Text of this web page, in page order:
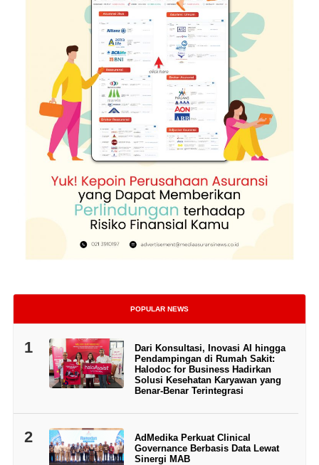
POPULAR NEWS
1
Dari Konsultasi, Inovasi AI hingga
Pendampingan di Rumah Sakit:
Halodoc for Business Hadirkan
Solusi Kesehatan Karyawan yang
Benar-Benar Terintegrasi
2
AdMedika Perkuat Clinical
Governance Berbasis Data Lewat
Sinergi MAB